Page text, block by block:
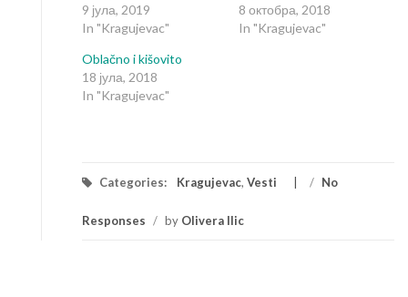
9 јула, 2019
In "Kragujevac"
8 октобра, 2018
In "Kragujevac"
Oblačno i kišovito
18 јула, 2018
In "Kragujevac"
Categories: Kragujevac, Vesti / No
Responses / by Olivera Ilic